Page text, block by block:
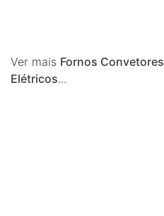
Ver mais Fornos Convetores
Elétricos...